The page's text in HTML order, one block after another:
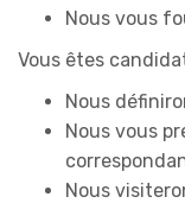
Nous vous
Vous êtes
Nous
Nous vous
Nous